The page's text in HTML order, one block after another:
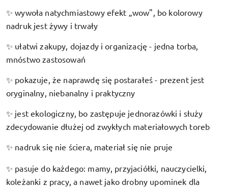
✨ wywoła natychmiastowy efekt „wow", bo kolorowy
nadruk jest żywy i trwały
✨ ułatwi zakupy, dojazdy i organizację - jedna torba,
mnóstwo zastosowań
✨ pokazuje, że naprawdę się postarałeś - prezent jest
oryginalny, niebanalny i praktyczny
✨ jest ekologiczny, bo zastępuje jednorazówki i służy
zdecydowanie dłużej od zwykłych materiałowych toreb
✨ nadruk się nie ściera, materiał się nie pruje
✨ pasuje do każdego: mamy, przyjaciółki, nauczycielki,
koleżanki z pracy, a nawet jako drobny upominek dla